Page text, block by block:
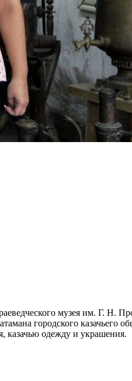
музея им. Г.
городского казачьего
казачью одежду и украшения.